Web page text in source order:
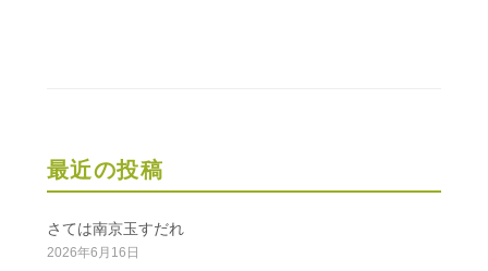
最近の投稿
さては南京玉すだれ
2026年6月16日